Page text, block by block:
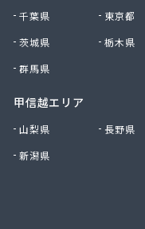
千葉県
東京都
茨城県
栃木県
群馬県
甲信越エリア
山梨県
長野県
新潟県